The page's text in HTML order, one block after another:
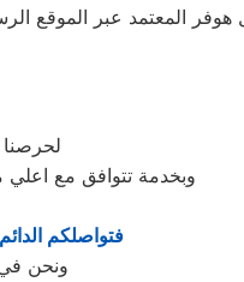
هوفر المعتمد عبر الموقع
وبخدمة تتوافق مع
فتواصلكم
ونحن في